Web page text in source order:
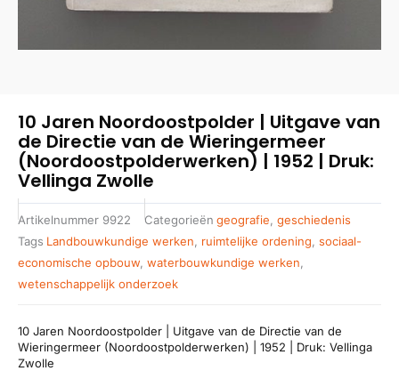
10 Jaren Noordoostpolder | Uitgave van
de Directie van de Wieringermeer
(Noordoostpolderwerken) | 1952 | Druk:
Vellinga Zwolle
Artikelnummer 9922 Categorieën geografie geschiedenis
Tags Landbouwkundige werken ruimtelijke ordening sociaal-
economische opbouw waterbouwkundige werken
wetenschappelijk onderzoek
10 Jaren Noordoostpolder | Uitgave van de Directie van de
Wieringermeer (Noordoostpolderwerken) | 1952 | Druk: Vellinga
Zwolle